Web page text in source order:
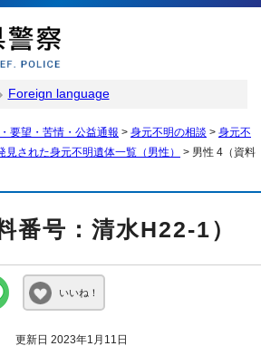
Foreign language
要望・苦情・公益通報 > 身元不明の相談 > 身元不
見された身元不明遺体一覧（男性）
> 男性 4（資料
番号：清水H22-1）
いいね！
更新日 2023年1月11日